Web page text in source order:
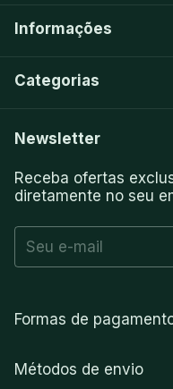
Informações
Categorias
Newsletter
Receba ofertas
diretamente no seu
Formas de
Métodos de envio